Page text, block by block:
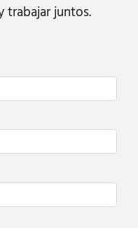
trabajar juntos.